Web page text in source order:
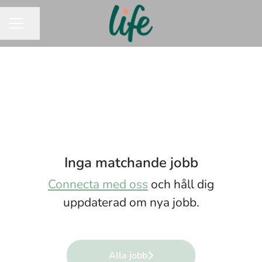
Inga matchande jobb
Connecta med oss och håll dig
uppdaterad om nya jobb.
Alla jobb